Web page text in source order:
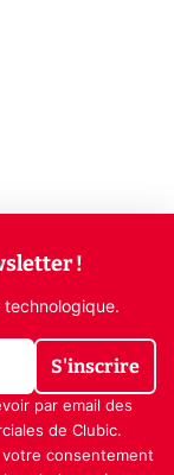
!
technologique.
S'inscrire
par email des
de Clubic.
votre consentement